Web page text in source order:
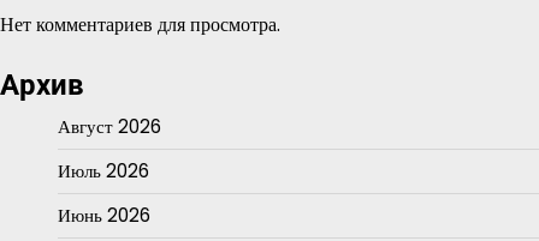
Нет комментариев для просмотра.
Архив
Август 2026
Июль 2026
Июнь 2026